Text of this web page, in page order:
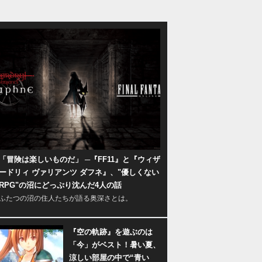
冒険は楽しいものだ」 ─『FF11』と『ウィザ
ドリィ ヴァリアンツ ダフネ』、"優しくない
の沼にどっぷり沈んだ4人の話
たつの沼の住人たちが語る奥深さとは。
『空の軌跡』を遊ぶのは
「今」がベスト！暑い夏、
涼しい部屋の中で“青い